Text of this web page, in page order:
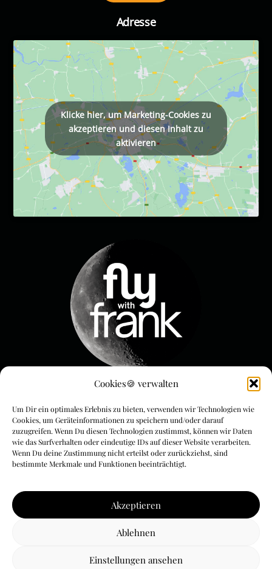
Cookies🍪 verwalten
Um Dir ein optimales Erlebnis zu bieten, verwenden wir Technologien wie
Cookies, um Geräteinformationen zu speichern und/oder darauf
zuzugreifen. Wenn Du diesen Technologien zustimmst, können wir Daten
wie das Surfverhalten oder eindeutige IDs auf dieser Website verarbeiten.
Wenn Du deine Zustimmung nicht erteilst oder zurückziehst, sind
bestimmte Merkmale und Funktionen beeinträchtigt.
Akzeptieren
Ablehnen
Einstellungen ansehen
Adresse
Klicke hier, um Marketing-Cookies zu
akzeptieren und diesen Inhalt zu
aktivieren
Menue & Rechtliches
FLYwithFrank
FLYoga
FLYmarketing
AGBs
Impressum & Datenschutz
Cookie-Richtlinie (EU)
© by Frank Beckerle